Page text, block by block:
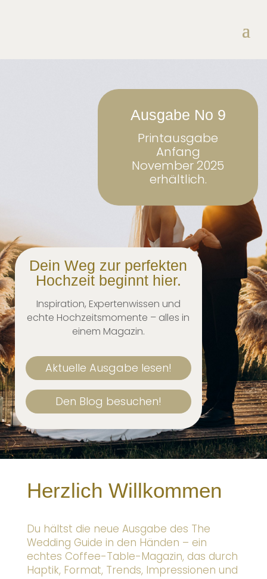
Ausgabe No 9
Printausgabe
Anfang
November 2025
erhältlich.
Dein Weg zur perfekten
Hochzeit beginnt hier.
Inspiration, Expertenwissen und
echte Hochzeitsmomente – alles in
einem Magazin.
Aktuelle Ausgabe lesen!
Den Blog besuchen!
Herzlich Willkommen
Du hältst die neue Ausgabe des The
Wedding Guide in den Händen – ein
echtes Coffee-Table-Magazin, das durch
Haptik, Format, Trends, Impressionen und